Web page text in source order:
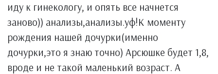
иду к гинекологу, и опять все начнется
заново)) анализы,анализы.уф!К моменту
рождения нашей дочурки(именно
дочурки,это я знаю точно) Арсюшке будет 1,8,
вроде и не такой маленький возраст. А